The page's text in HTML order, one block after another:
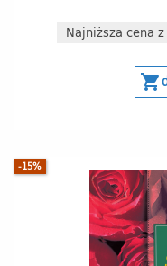
Najniższa cena
shopping_cart
-15%